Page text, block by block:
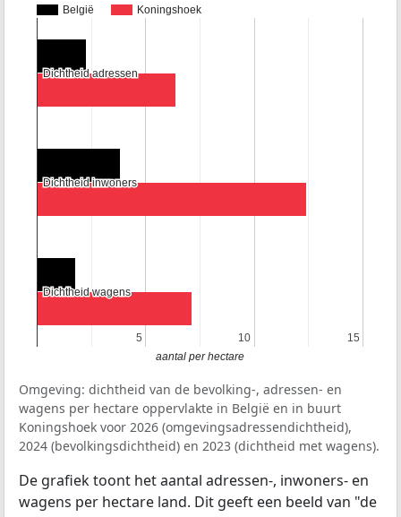
België Koningshoek
5
5 10
10 15
15
Dichtheid adressen
Dichtheid adressen
Dichtheid inwoners
Dichtheid inwoners
Dichtheid wagens
Dichtheid wagens
aantal per hectare
Omgeving: dichtheid van de bevolking-, adressen- en
wagens per hectare oppervlakte in België en in buurt
Koningshoek voor 2026 (omgevingsadressendichtheid),
2024 (bevolkingsdichtheid) en 2023 (dichtheid met wagens).
De grafiek toont het aantal adressen-, inwoners- en
wagens per hectare land. Dit geeft een beeld van "de